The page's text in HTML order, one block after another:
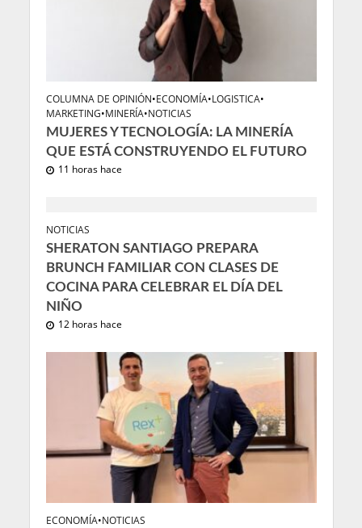
COLUMNA DE OPINIÓN•ECONOMÍA•LOGISTICA•
MARKETING•MINERÍA•NOTICIAS
MUJERES Y TECNOLOGÍA: LA MINERÍA
QUE ESTÁ CONSTRUYENDO EL FUTURO
11 horas hace
NOTICIAS
SHERATON SANTIAGO PREPARA
BRUNCH FAMILIAR CON CLASES DE
COCINA PARA CELEBRAR EL DÍA DEL
NIÑO
12 horas hace
ECONOMÍA•NOTICIAS